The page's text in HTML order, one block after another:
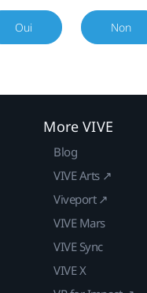
Oui Non
More VIVE
Blog
VIVE Arts ↗
Viveport ↗
VIVE Mars
VIVE Sync
VIVE X